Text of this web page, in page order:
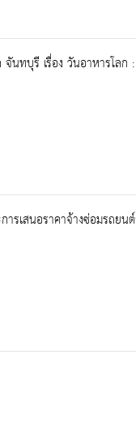
นทบุรี เรื่อง วันอาหารโล
รเสนอราคาจ้างซ่อมรถย